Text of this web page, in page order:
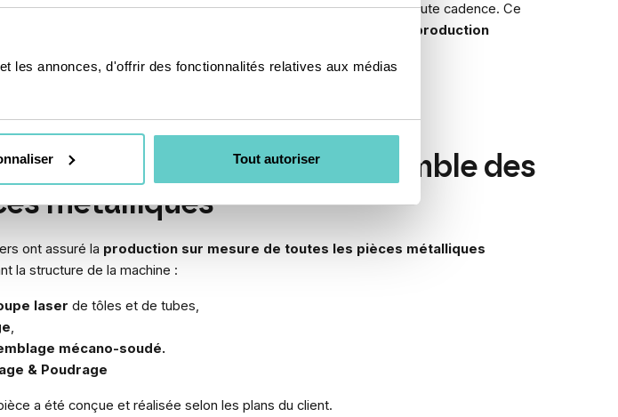
les annonces, d'offrir des fonctionnalités relatives aux médias
Tout autoriser
automatisée d’emballagedestinée à une ligne de production à haute cadence. Ce
maîtrise de l’ensemble de notre chaîne de production
sur mesure de l’ensemble des
métalliques
ont assuré la production sur mesure de toutes les pièces métalliques
la structure de la machine :
laser de tôles et de tubes,
,
mécano-soudé.
& Poudrage
a été conçue et réalisée selon les plans du client.